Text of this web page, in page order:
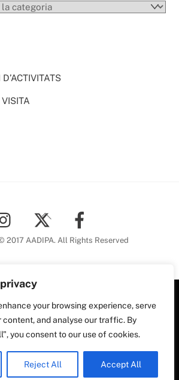
your browsing experience, serve
content, and analyse our traffic. By
you consent to our use of cookies.
Reject All Accept All
VISITA
To
Top
2017 AADIPA. All Rights Reserved
Plaça Nova, 5 6a planta
08002 Barcelona
Tel. 93 306 78 28
aadipa@coac.net